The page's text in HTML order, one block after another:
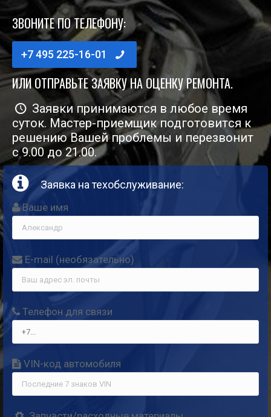
ЗВОНИТЕ ПО ТЕЛЕФОНУ:
+7 495 225-16-01
ИЛИ ОТПРАВЬТЕ ЗАЯВКУ НА ОЦЕНКУ РЕМОНТА.
Заяв­ки при­ни­ма­ют­ся в любое вре­мя
суток. Мастер-при­ем­щик под­го­то­вит­ся к
реше­нию Вашей про­бле­мы и пере­зво­нит
с 9.00 до 21.00.
Заявка на техобслуживание:
Ваше имя
E-mail (необя­за­тель­но)
Теле­фон для связи
VIN-код автомобиля